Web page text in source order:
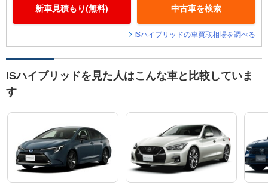
新車見積もり(無料) 中古車を検索
ISハイブリッドの車買取相場を調べる
ISハイブリッドを見た人はこんな車と比較していま
す